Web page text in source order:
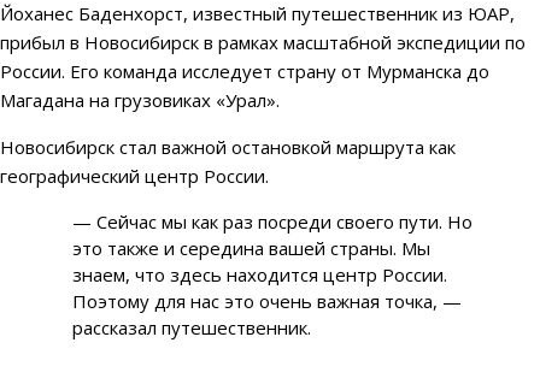
Йоханес Баденхорст, известный путешественник из ЮАР,
прибыл в Новосибирск в рамках масштабной экспедиции по
России. Его команда исследует страну от Мурманска до
Магадана на грузовиках «Урал».
Новосибирск стал важной остановкой маршрута как
географический центр России.
— Сейчас мы как раз посреди своего пути. Но
это также и середина вашей страны. Мы
знаем, что здесь находится центр России.
Поэтому для нас это очень важная точка, —
рассказал путешественник.